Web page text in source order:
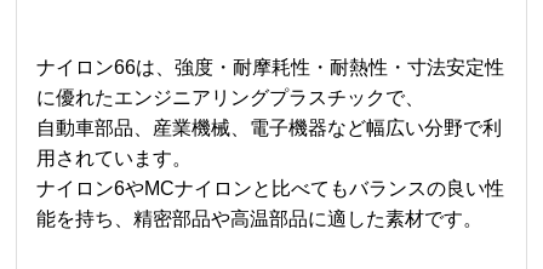
ナイロン66は、強度・耐摩耗性・耐熱性・寸法安定性
に優れたエンジニアリングプラスチックで、
自動車部品、産業機械、電子機器など幅広い分野で利
用されています。
ナイロン6やMCナイロンと比べてもバランスの良い性
能を持ち、精密部品や高温部品に適した素材です。